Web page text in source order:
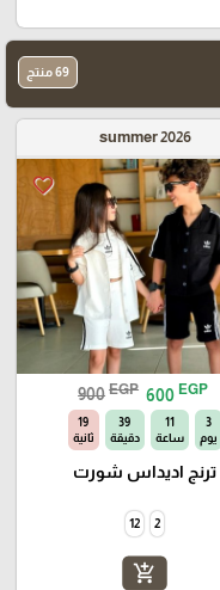
69 منتج
summer 2026
favorite_border
900 EGP 600 EGP
3
يوم
11
ساعة
39
دقيقة
18
ثانية
ترنج اديداس شورت
2
12
add_shopping_cart